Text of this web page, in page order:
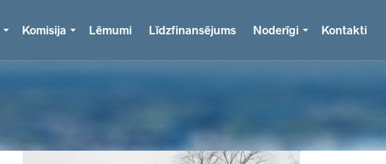
Komisija Lēmumi Līdzfinansējums Noderīgi Kontakti